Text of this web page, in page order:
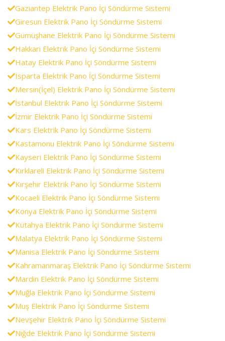
Gaziantep Elektrik Pano İçi Söndürme Sistemi
Giresun Elektrik Pano İçi Söndürme Sistemi
Gümüşhane Elektrik Pano İçi Söndürme Sistemi
Hakkari Elektrik Pano İçi Söndürme Sistemi
Hatay Elektrik Pano İçi Söndürme Sistemi
Isparta Elektrik Pano İçi Söndürme Sistemi
Mersin(İçel) Elektrik Pano İçi Söndürme Sistemi
İstanbul Elektrik Pano İçi Söndürme Sistemi
İzmir Elektrik Pano İçi Söndürme Sistemi
Kars Elektrik Pano İçi Söndürme Sistemi
Kastamonu Elektrik Pano İçi Söndürme Sistemi
Kayseri Elektrik Pano İçi Söndürme Sistemi
Kırklareli Elektrik Pano İçi Söndürme Sistemi
Kırşehir Elektrik Pano İçi Söndürme Sistemi
Kocaeli Elektrik Pano İçi Söndürme Sistemi
Konya Elektrik Pano İçi Söndürme Sistemi
Kütahya Elektrik Pano İçi Söndürme Sistemi
Malatya Elektrik Pano İçi Söndürme Sistemi
Manisa Elektrik Pano İçi Söndürme Sistemi
Kahramanmaraş Elektrik Pano İçi Söndürme Sistemi
Mardin Elektrik Pano İçi Söndürme Sistemi
Muğla Elektrik Pano İçi Söndürme Sistemi
Muş Elektrik Pano İçi Söndürme Sistemi
Nevşehir Elektrik Pano İçi Söndürme Sistemi
Niğde Elektrik Pano İçi Söndürme Sistemi